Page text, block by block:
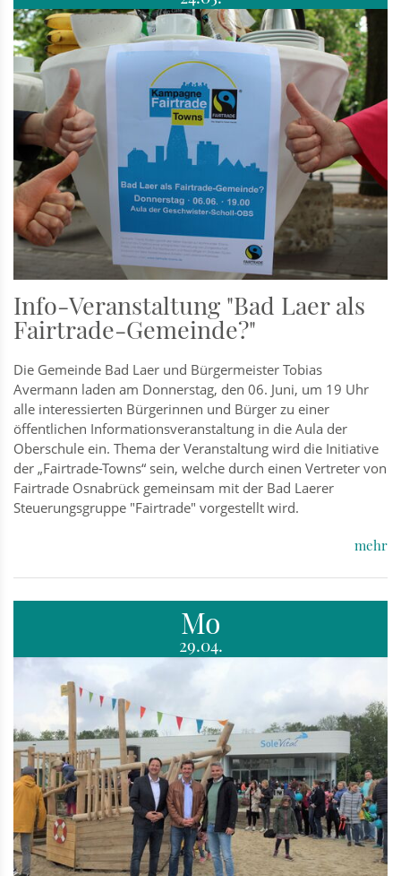
Info-Veranstaltung "Bad Laer als
Fairtrade-Gemeinde?"
Die Gemeinde Bad Laer und Bürgermeister Tobias
Avermann laden am Donnerstag, den 06. Juni, um 19 Uhr
alle interessierten Bürgerinnen und Bürger zu einer
öffentlichen Informationsveranstaltung in die Aula der
Oberschule ein. Thema der Veranstaltung wird die Initiative
der „Fairtrade-Towns“ sein, welche durch einen Vertreter von
Fairtrade Osnabrück gemeinsam mit der Bad Laerer
Steuerungsgruppe "Fairtrade" vorgestellt wird.
mehr
Mo
29.04.